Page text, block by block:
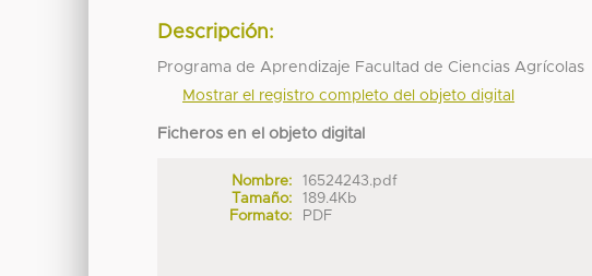
Descripción:
Programa de Aprendizaje Facultad de Ciencias Agrícolas
Mostrar el registro completo del objeto digital
Ficheros en el objeto digital
Nombre:
16524243.pdf
Tamaño:
189.4Kb
Formato:
PDF